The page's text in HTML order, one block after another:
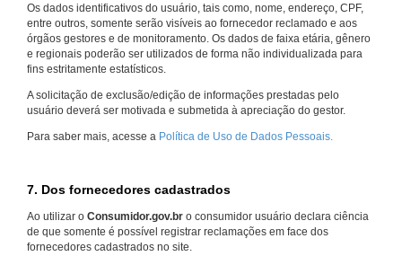
Os dados identificativos do usuário, tais como, nome, endereço, CPF,
entre outros, somente serão visíveis ao fornecedor reclamado e aos
órgãos gestores e de monitoramento. Os dados de faixa etária, gênero
e regionais poderão ser utilizados de forma não individualizada para
fins estritamente estatísticos.
A solicitação de exclusão/edição de informações prestadas pelo
usuário deverá ser motivada e submetida à apreciação do gestor.
Para saber mais, acesse a Política de Uso de Dados Pessoais.
7. Dos fornecedores cadastrados
Ao utilizar o Consumidor.gov.br o consumidor usuário declara ciência
de que somente é possível registrar reclamações em face dos
fornecedores cadastrados no site.